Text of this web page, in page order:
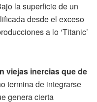
la superficie de un
desde el exceso
a lo ‘Titanic’
viejas inercias que de
termina de integrarse
genera cierta